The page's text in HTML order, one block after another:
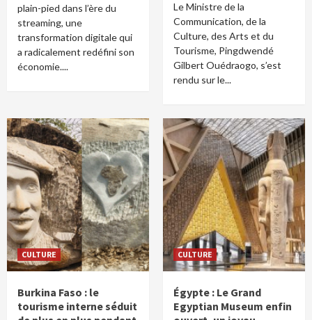
plain-pied dans l’ère du
streaming, une
transformation digitale qui
a radicalement redéfini son
économie....
Le Ministre de la
Communication, de la
Culture, des Arts et du
Tourisme, Pingdwendé
Gilbert Ouédraogo, s’est
rendu sur le...
CULTURE
Burkina Faso : le
tourisme interne séduit
CULTURE
Égypte : Le Grand
Egyptian Museum enfin